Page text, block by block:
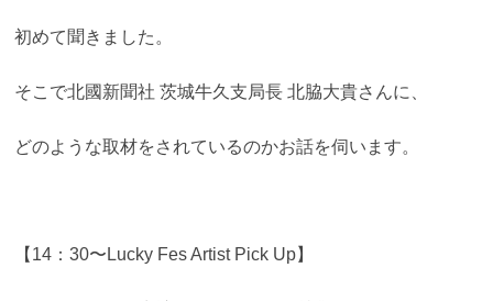
初めて聞きました。
そこで北國新聞社 茨城牛久支局長 北脇大貴さんに、
どのような取材をされているのかお話を伺います。
【14：30〜Lucky Fes Artist Pick Up】